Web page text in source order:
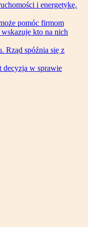
i energetykę.
pomóc firmom
kto na nich
Rząd spóźnia się z
decyzja w sprawie